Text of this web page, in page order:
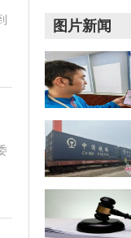
图片新闻